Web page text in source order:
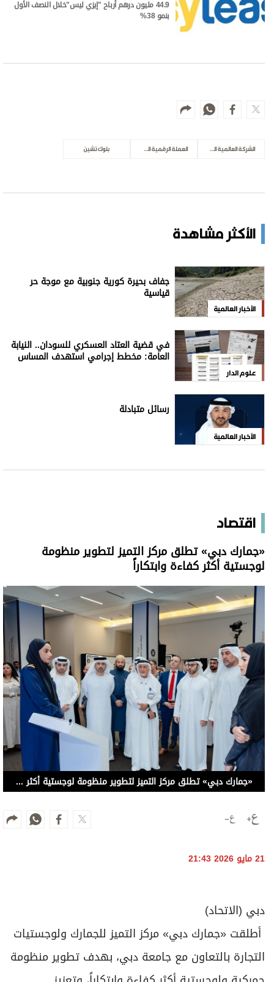
44.9 مليون درهم أرباح "إيزي ليس"خلال النصف الأول
بنمو 38%
الشركة العالمية القابضة العملة الرقمية المستقرة المدعومة بالدرهم الإماراتي بلوك تشين
الأكثر مشاهدة
الأخبار العالمية
جفاف بحيرة كورية جنوبية مع موجة حر
قياسية
علوم الدار
في قضية العتاد العسكري للسودان.. النيابة
العامة: مخطط إجرامي استهدف المساس
الأخبار العالمية
رسائل متبادلة
اقتصاد
«جمارك دبي» تطلق مركز التميز لتطوير منظومة
لوجستية أكثر كفاءة وابتكاراً
«جمارك دبي» تطلق مركز التميز لتطوير منظومة لوجستية أكثر كفاءة وابتكاراً
21 مايو 2026 21:43
دبي (الاتحاد)
أطلقت «جمارك دبي» مركز التميز للجمارك ولوجستيات
التجارة بالتعاون مع جامعة دبي، بهدف تطوير منظومة